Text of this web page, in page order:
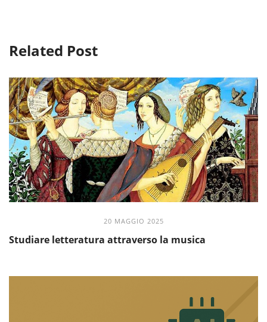
Related Post
20 MAGGIO 2025
Studiare letteratura attraverso la musica